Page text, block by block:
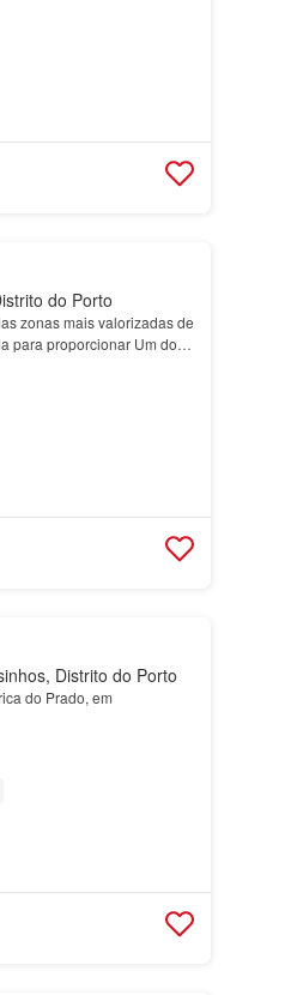
do Porto
zonas mais valorizadas de
para proporcionar Um dos
Distrito do Porto
do Prado, em